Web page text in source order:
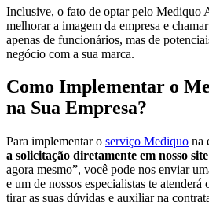
Inclusive, o fato de optar pelo Mediquo
melhorar a imagem da empresa e
apenas de funcionários, mas de
negócio com a sua marca.
Como Implementar o
na Sua Empresa?
Para implementar o serviço Mediquo na
a solicitação diretamente em nosso site
agora mesmo”, você pode nos enviar
e um de nossos especialistas te
tirar as suas dúvidas e auxiliar na